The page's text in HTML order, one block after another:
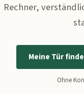
Rechner,
Meine Tür
Ohne